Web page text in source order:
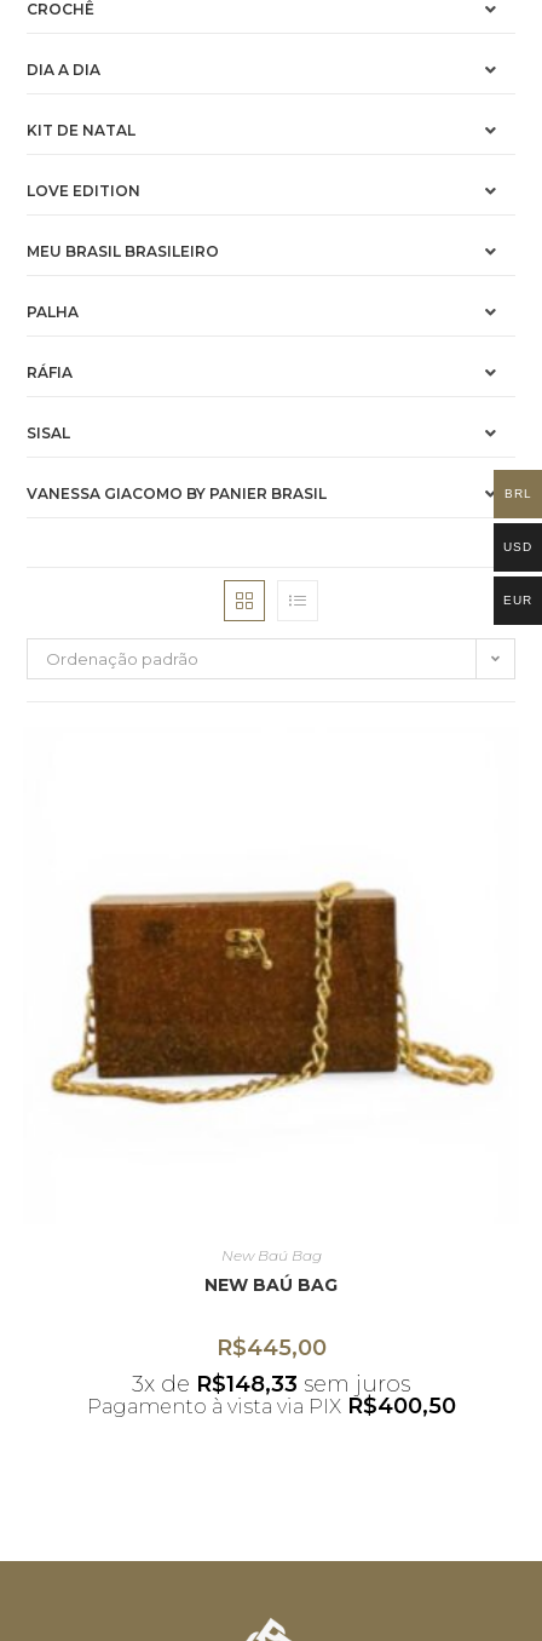
CROCHÊ
DIA A DIA
KIT DE NATAL
LOVE EDITION
MEU BRASIL BRASILEIRO
PALHA
RÁFIA
SISAL
VANESSA GIACOMO BY PANIER BRASIL
Ordenação padrão
New Baú Bag
NEW BAÚ BAG
R$445,00
3x de R$148,33 sem juros
Pagamento à vista via PIX R$400,50
BRL
USD
EUR